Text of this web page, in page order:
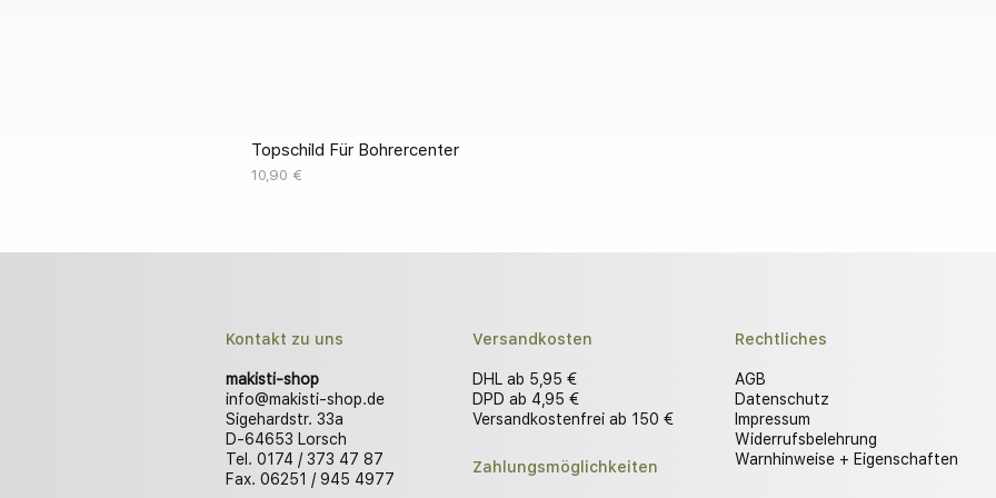
Topschild Für Bohrercenter
Preis
10,90 €
Kontakt zu uns
makisti-shop
info@makisti-shop.de
Sigehardstr. 33a
D-64653 Lorsch
Tel. 0174 / 373 47 87
Fax. 06251 / 945 4977
Versandkosten
DHL ab 5,95 €
DPD ab 4,95 €
Versandkostenfrei ab 150 €
Zahlungsmöglichkeiten
Rechtliches
AGB
Datenschutz
Impressum
Widerrufsbelehrung
Warnhinweise + Eigenschaften